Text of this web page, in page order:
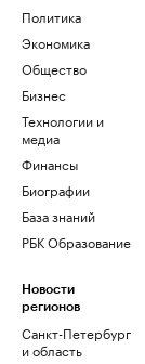
Политика
Экономика
Общество
Бизнес
Технологии и
медиа
Финансы
Биографии
База знаний
РБК Образование
Новости
регионов
Санкт-Петербург
и область